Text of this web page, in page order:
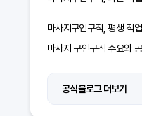
마사지구인구직, 평생 직
마사지 구인구직 수요와
공식블로그 더보기